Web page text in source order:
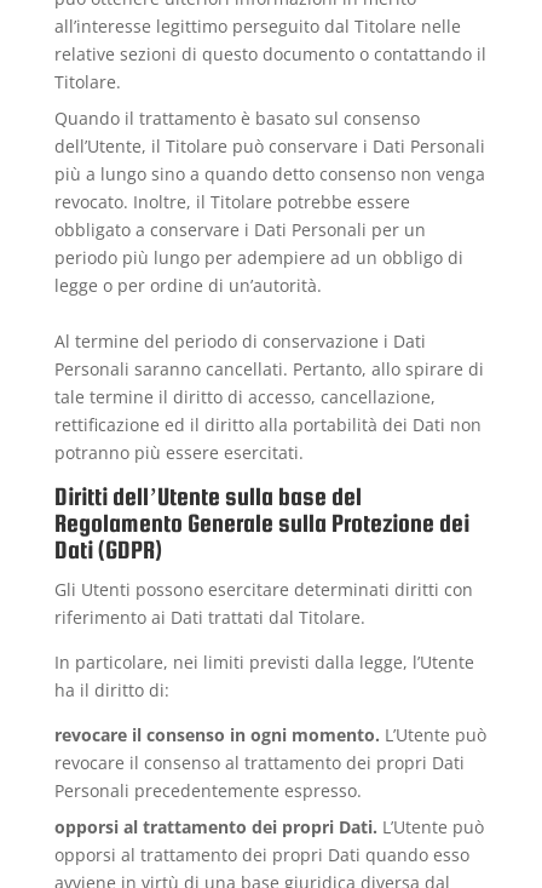
all’interesse legittimo perseguito dal Titolare nelle
relative sezioni di questo documento o contattando il
Titolare.
Quando il trattamento è basato sul consenso
dell’Utente, il Titolare può conservare i Dati Personali
più a lungo sino a quando detto consenso non venga
revocato. Inoltre, il Titolare potrebbe essere
obbligato a conservare i Dati Personali per un
periodo più lungo per adempiere ad un obbligo di
legge o per ordine di un’autorità.
Al termine del periodo di conservazione i Dati
Personali saranno cancellati. Pertanto, allo spirare di
tale termine il diritto di accesso, cancellazione,
rettificazione ed il diritto alla portabilità dei Dati non
potranno più essere esercitati.
Diritti dell’Utente sulla base del
Regolamento Generale sulla Protezione dei
Dati (GDPR)
Gli Utenti possono esercitare determinati diritti con
riferimento ai Dati trattati dal Titolare.
In particolare, nei limiti previsti dalla legge, l’Utente
ha il diritto di:
revocare il consenso in ogni momento. L’Utente può
revocare il consenso al trattamento dei propri Dati
Personali precedentemente espresso.
opporsi al trattamento dei propri Dati. L’Utente può
opporsi al trattamento dei propri Dati quando esso
avviene in virtù di una base giuridica diversa dal